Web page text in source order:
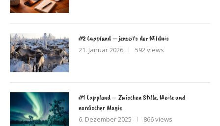
#2 Lappland – jenseits der Wildnis
21. Januar 2026 592 views
#1 Lappland – Zwischen Stille, Weite und
nordischer Magie
6. Dezember 2025 866 views